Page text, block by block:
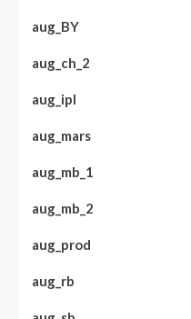
aug_BY
aug_ch_2
aug_ipl
aug_mars
aug_mb_1
aug_mb_2
aug_prod
aug_rb